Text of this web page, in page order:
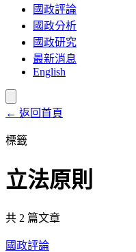
國政評論
國政分析
國政研究
最新消息
English
← 返回首頁
標籤
立法原則
共 2 篇文章
國政評論